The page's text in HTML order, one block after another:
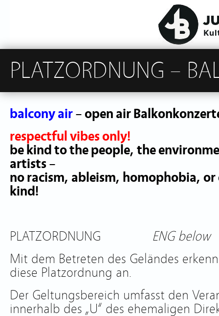
PLATZORDNUNG –
balcony air– open air
respectful vibes only!
be kind to the people, the
artists –
no racism, ableism, homophobia,
kind!
PLATZORDNUNG ENG below
Mit dem Betreten des Geländes
diese Platzordnung an.
Der Geltungsbereich umfasst den
innerhalb des „U“ des ehemaligen